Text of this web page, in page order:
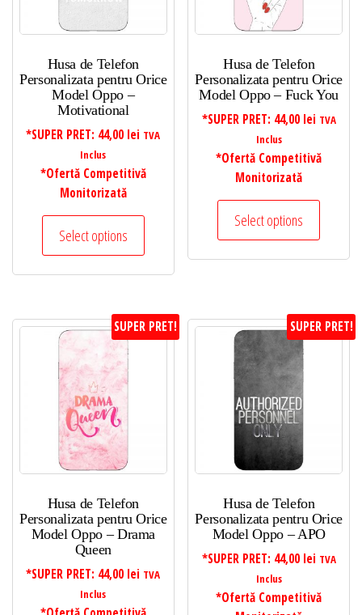
Husa de Telefon
Personalizata pentru Orice
Model Oppo –
Motivational
*SUPER PRET: 44,00 lei TVA
Inclus
*Ofertă Competitivă
Monitorizată
Select options
Husa de Telefon
Personalizata pentru Orice
Model Oppo – Fuck You
*SUPER PRET: 44,00 lei TVA
Inclus
*Ofertă Competitivă
Monitorizată
Select options
SUPER PRET!
Husa de Telefon
Personalizata pentru Orice
Model Oppo – Drama
Queen
*SUPER PRET: 44,00 lei TVA
Inclus
SUPER PRET!
Husa de Telefon
Personalizata pentru Orice
Model Oppo – APO
*SUPER PRET: 44,00 lei TVA
Inclus
*Ofertă Competitivă